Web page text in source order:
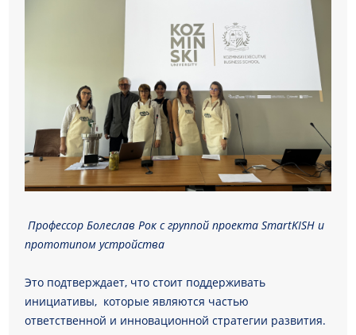
Профессор Болеслав Рок с группой проекта SmartKISH и
прототипом устройства
Это подтверждает, что стоит поддерживать
инициативы, которые являются частью
ответственной и инновационной стратегии развития.